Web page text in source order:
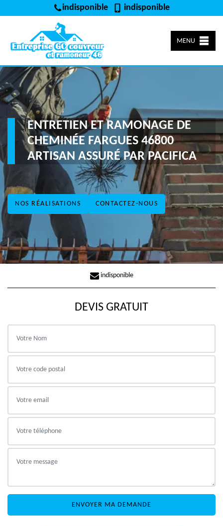
indisponible indisponible
MENU
NOS RÉALISATIONS CONTACTEZ-NOUS
ENTRETIEN ET RAMONAGE DE
CHEMINÉE FARGUES 46800
ARTISAN ASSURÉ PAR PACIFICA
indisponible
DEVIS GRATUIT